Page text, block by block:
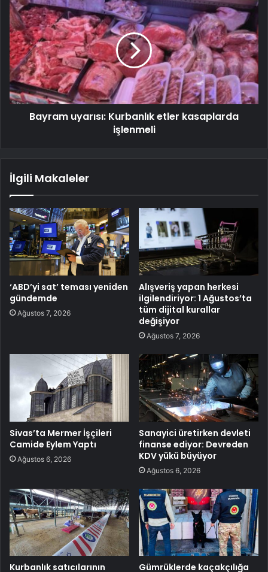
Bayram uyarısı: Kurbanlık etler kasaplarda
işlenmeli
İlgili Makaleler
‘ABD’yi sat’ teması yeniden
gündemde
Ağustos 7, 2026
Alışveriş yapan herkesi
ilgilendiriyor: 1 Ağustos’ta
tüm dijital kurallar
değişiyor
Ağustos 7, 2026
Sivas’ta Mermer İşçileri
Camide Eylem Yaptı
Ağustos 6, 2026
Sanayici üretirken devleti
finanse ediyor: Devreden
KDV yükü büyüyor
Ağustos 6, 2026
Kurbanlık satıcılarının Gümrüklerde kaçakçılığa